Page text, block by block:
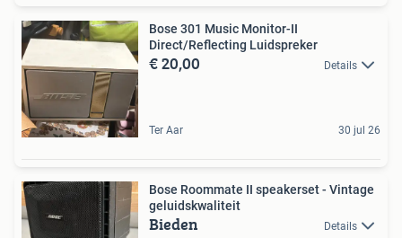
Bose 301 Music Monitor-II
Direct/Reflecting Luidspreker
€ 20,00 Details
Ter Aar 30 jul 26
Bose Roommate II speakerset - Vintage
geluidskwaliteit
Bieden Details